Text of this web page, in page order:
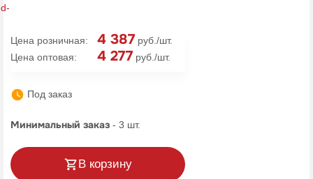
Цена розничная: 4 387 руб./шт.
Цена оптовая:
4 277 руб./шт.
Под заказ
Минимальный заказ - 3 шт.
В корзину